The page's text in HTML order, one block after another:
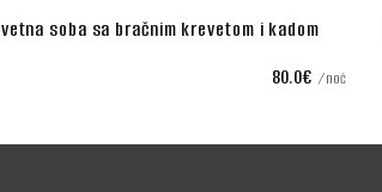
Poslovna dvokrevetna soba sa bračnim